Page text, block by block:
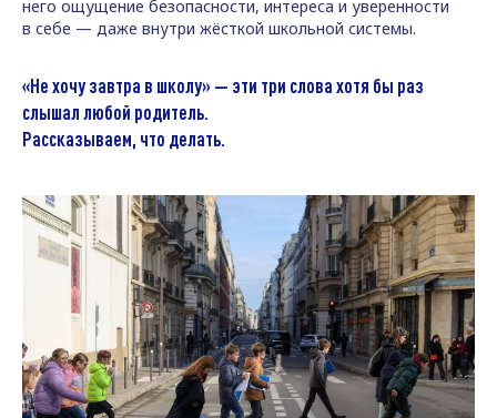
него ощущение безопасности, интереса и уверенности
в себе — даже внутри жёсткой школьной системы.
«Не хочу завтра в школу» — эти три слова хотя бы раз
слышал любой родитель.
Рассказываем, что делать.